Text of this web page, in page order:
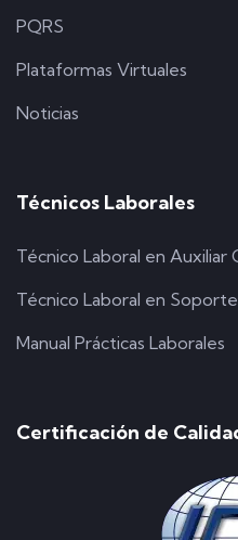
PQRS
Plataformas Virtuales
Noticias
Técnicos Laborales
Técnico Laboral en
Técnico Laboral en
Manual Prácticas Laborales
Certificación de